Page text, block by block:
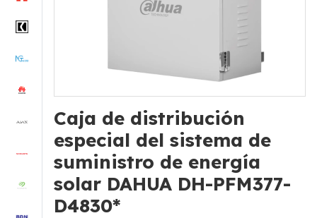
Caja de distribución
especial del sistema de
suministro de energía
solar DAHUA DH-PFM377-
D4830*